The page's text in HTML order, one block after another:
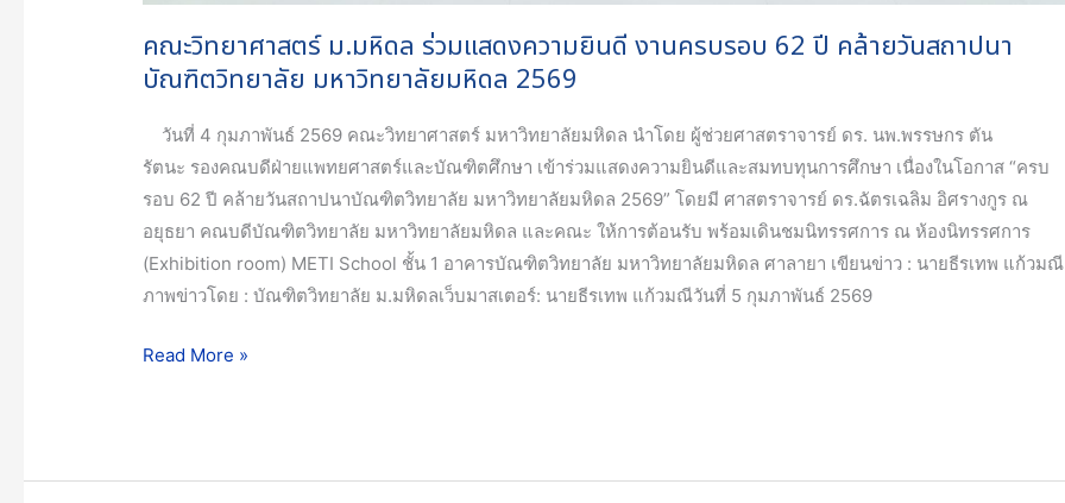
คณะวิทยาศาสตร์ ม.มหิดล ร่วมแสดงความยินดี งานครบรอบ 62 ปี คล้ายวันสถาปนา
บัณฑิตวิทยาลัย มหาวิทยาลัยมหิดล 2569
วันที่ 4 กุมภาพันธ์ 2569 คณะวิทยาศาสตร์ มหาวิทยาลัยมหิดล นำโดย ผู้ช่วยศาสตราจารย์ ดร. นพ.พรรษกร ตัน
รัตนะ รองคณบดีฝ่ายแพทยศาสตร์และบัณฑิตศึกษา เข้าร่วมแสดงความยินดีและสมทบทุนการศึกษา เนื่องในโอกาส “ครบ
รอบ 62 ปี คล้ายวันสถาปนาบัณฑิตวิทยาลัย มหาวิทยาลัยมหิดล 2569” โดยมี ศาสตราจารย์ ดร.ฉัตรเฉลิม อิศรางกูร ณ
อยุธยา คณบดีบัณฑิตวิทยาลัย มหาวิทยาลัยมหิดล และคณะ ให้การต้อนรับ พร้อมเดินชมนิทรรศการ ณ ห้องนิทรรศการ
(Exhibition room) METI School ชั้น 1 อาคารบัณฑิตวิทยาลัย มหาวิทยาลัยมหิดล ศาลายา เขียนข่าว : นายธีรเทพ แก้วมณี
ภาพข่าวโดย : บัณฑิตวิทยาลัย ม.มหิดลเว็บมาสเตอร์: นายธีรเทพ แก้วมณีวันที่ 5 กุมภาพันธ์ 2569
2569
Read More »